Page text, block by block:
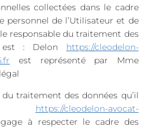
collectées dans le cadre
personnel de l’Utilisateur et de
responsable du traitement des
est : Delon
https://cleodelon-
est représenté par Mme
traitement des données qu’il
https://cleodelon-avocat-
à respecter le cadre des